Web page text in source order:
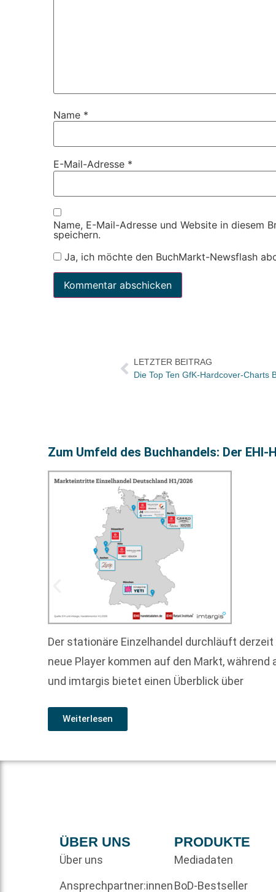
Name *
E-Mail-Adresse *
Name, E-Mail-Adresse und Website in diesem
speichern.
Ja, ich möchte den BuchMarkt-Newsflash
LETZTER BEITRAG
Die Top Ten GfK-Hardcover-Charts
Zum Umfeld des Buchhandels: Der
Der stationäre Einzelhandel durchläuft
neue Player kommen auf den Markt,
und imtargis bietet einen Überblick über
Weiterlesen
ÜBER UNS
Über uns
Ansprechpartner:innen
PRODUKTE
Mediadaten
BoD-Bestseller